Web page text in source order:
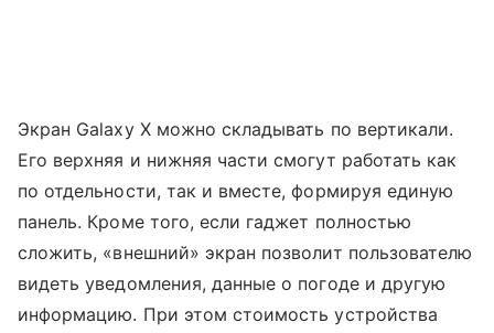
Экран Galaxy X можно складывать по вертикали.
Его верхняя и нижняя части смогут работать как
по отдельности, так и вместе, формируя единую
панель. Кроме того, если гаджет полностью
сложить, «внешний» экран позволит пользователю
видеть уведомления, данные о погоде и другую
информацию. При этом стоимость устройства